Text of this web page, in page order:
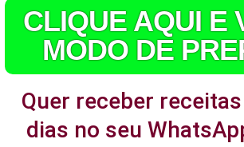
CLIQUE AQUI E
MODO DE
Quer receber
dias no seu